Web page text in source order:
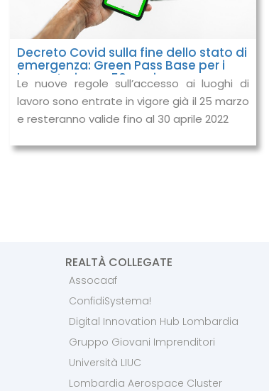
Decreto Covid sulla fine dello stato di
emergenza: Green Pass Base per i
lavoratori over 50 anni
Le nuove regole sull’accesso ai luoghi di
lavoro sono entrate in vigore già il 25 marzo
e resteranno valide fino al 30 aprile 2022
REALTÀ COLLEGATE
Assocaaf
ConfidiSystema!
Digital Innovation Hub Lombardia
Gruppo Giovani Imprenditori
Università LIUC
Lombardia Aerospace Cluster